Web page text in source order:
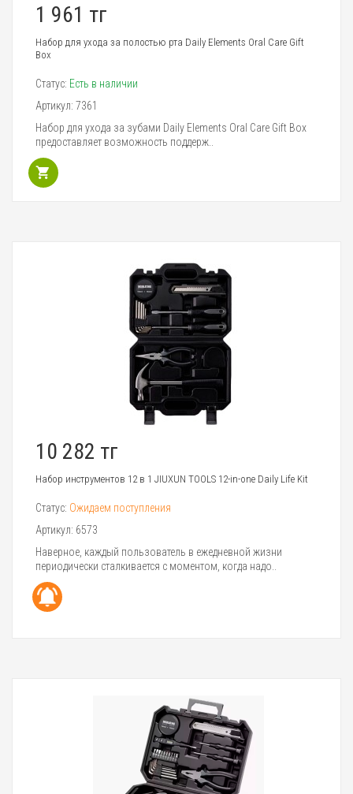
1 961 тг
Набор для ухода за полостью рта Daily Elements Oral Care Gift
Box
Статус: Есть в наличии
Артикул: 7361
Набор для ухода за зубами Daily Elements Oral Care Gift Box
предоставляет возможность поддерж..
10 282 тг
Набор инструментов 12 в 1 JIUXUN TOOLS 12-in-one Daily Life Kit
Статус: Ожидаем поступления
Артикул: 6573
Наверное, каждый пользователь в ежедневной жизни
периодически сталкивается с моментом, когда надо..